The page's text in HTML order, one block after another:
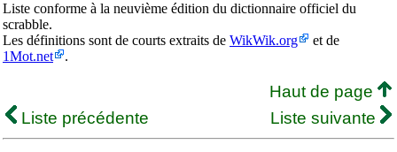
Liste conforme à la neuvième édition du dictionnaire officiel du
scrabble.
Les définitions sont de courts extraits de WikWik.org
et de
1Mot.net
.
Haut de page
Liste précédente
Liste suivante